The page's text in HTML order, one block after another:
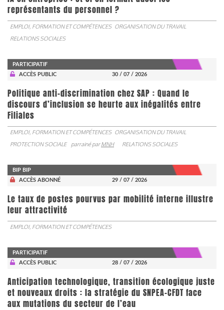
représentants du personnel ?
EMPLOI, FORMATION ET COMPÉTENCES ORGANISATION DU TRAVAIL
RELATIONS SOCIALES
PARTICIPATIF
ACCÈS PUBLIC
30 / 07 / 2026
Politique anti-discrimination chez SAP : Quand le
discours d’inclusion se heurte aux inégalités entre
Filiales
EMPLOI, FORMATION ET COMPÉTENCES ORGANISATION DU TRAVAIL
PROTECTION SOCIALE
parrainé parMNH RELATIONS SOCIALES
BIP BIP
ACCÈS ABONNÉ
29 / 07 / 2026
Le taux de postes pourvus par mobilité interne illustre
leur attractivité
EMPLOI, FORMATION ET COMPÉTENCES
PARTICIPATIF
ACCÈS PUBLIC
28 / 07 / 2026
Anticipation technologique, transition écologique juste
et nouveaux droits : la stratégie du SNPEA-CFDT face
aux mutations du secteur de l’eau